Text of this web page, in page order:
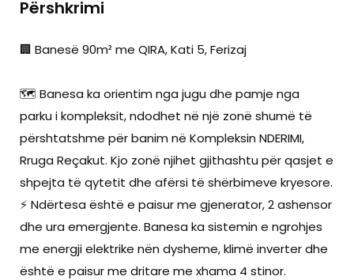
Përshkrimi
🏢 Banesë 90m² me QIRA, Kati 5, Ferizaj
🗺️ Banesa ka orientim nga jugu dhe pamje nga
parku i kompleksit, ndodhet në një zonë shumë të
përshtatshme për banim në Kompleksin NDERIMI,
Rruga Reçakut. Kjo zonë njihet gjithashtu për qasjet e
shpejta të qytetit dhe afërsi të shërbimeve kryesore.
⚡ Ndërtesa është e paisur me gjenerator, 2 ashensor
dhe ura emergjente. Banesa ka sistemin e ngrohjes
me energji elektrike nën dysheme, klimë inverter dhe
është e paisur me dritare me xhama 4 stinor.